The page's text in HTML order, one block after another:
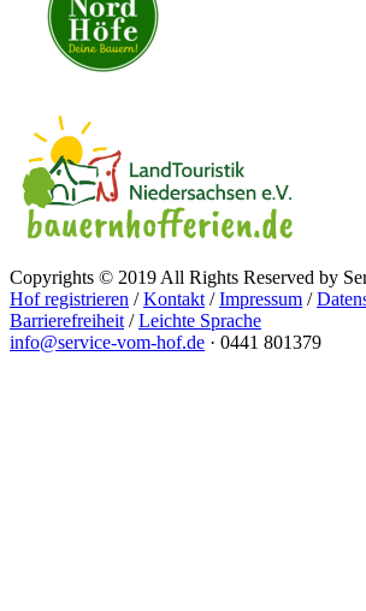
Copyrights © 2019 All Rights Reserved by
Hof registrieren /Kontakt /Impressum /
Barrierefreiheit /Leichte Sprache
info@service-vom-hof.de · 0441 801379